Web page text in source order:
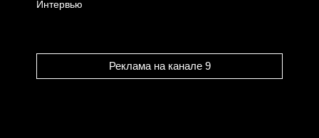
Интервью
Реклама на канале 9